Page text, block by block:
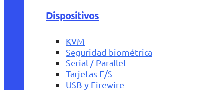
Dispositivos
KVM
Seguridad biométrica
Serial / Parallel
Tarjetas E/S
USB y Firewire